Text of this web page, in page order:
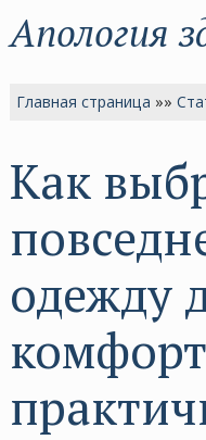
Апология
Главная страница »»
Как
одежду